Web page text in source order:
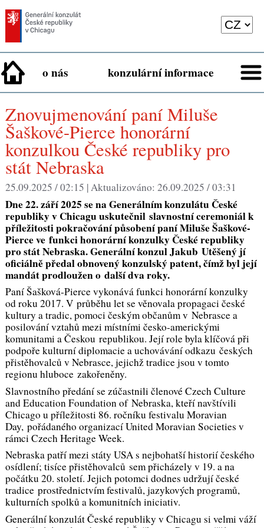
o nás konzulární informace
Znovujmenování paní Miluše
Šaškové-Pierce honorární
konzulkou České republiky pro
stát Nebraska
25.09.2025 / 02:15 |Aktualizováno: 26.09.2025 / 03:31
Dne 22. září 2025 se na Generálním konzulátu České
republiky v Chicagu uskutečnil slavnostní ceremoniál k
příležitosti pokračování působení paní Miluše Šaškové-
Pierce ve funkci honorární konzulky České republiky
pro stát Nebraska. Generální konzul Jakub Utěšený jí
oficiálně předal obnovený konzulský patent, čímž byl její
mandát prodloužen o další dva roky.
Paní Šašková-Pierce vykonává funkci honorární konzulky
od roku 2017. V průběhu let se věnovala propagaci české
kultury a tradic, pomoci českým občanům v Nebrasce a
posilování vztahů mezi místními česko-americkými
komunitami a Českou republikou. Její role byla klíčová při
podpoře kulturní diplomacie a uchovávání odkazu českých
přistěhovalců v Nebrasce, jejichž tradice jsou v tomto
regionu hluboce zakořeněny.
Slavnostního předání se zúčastnili členové Czech Culture
and Education Foundation of Nebraska, kteří navštívili
Chicago u příležitosti 86. ročníku festivalu Moravian
Day, pořádaného organizací United Moravian Societies v
rámci Czech Heritage Week.
Nebraska patří mezi státy USA s nejbohatší historií českého
osídlení; tisíce přistěhovalců sem přicházely v 19. a na
počátku 20. století. Jejich potomci dodnes udržují české
tradice prostřednictvím festivalů, jazykových programů,
kulturních spolků a komunitních iniciativ.
Generální konzulát České republiky v Chicagu si velmi váží